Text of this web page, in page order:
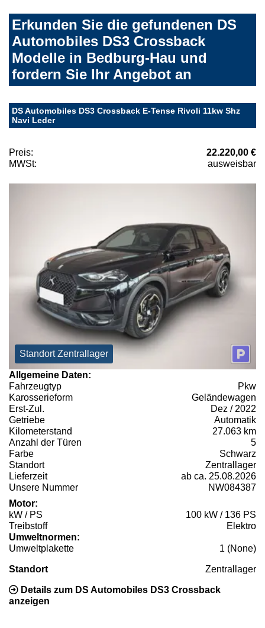
Erkunden Sie die gefundenen DS
Automobiles DS3 Crossback
Modelle in Bedburg-Hau und
fordern Sie Ihr Angebot an
DS Automobiles DS3 Crossback E-Tense Rivoli 11kw Shz
Navi Leder
Preis:
22.220,00 €
MWSt:
ausweisbar
Standort Zentrallager
Allgemeine Daten:
Fahrzeugtyp
Pkw
Karosserieform
Geländewagen
Erst-Zul.
Dez / 2022
Getriebe
Automatik
Kilometerstand
27.063 km
Anzahl der Türen
5
Farbe
Schwarz
Standort
Zentrallager
Lieferzeit
ab ca. 25.08.2026
Unsere Nummer
NW084387
Motor:
kW / PS
100 kW / 136 PS
Treibstoff
Elektro
Umweltnormen:
Umweltplakette
1 (None)
Standort Zentrallager
Details zum DS Automobiles DS3 Crossback
anzeigen